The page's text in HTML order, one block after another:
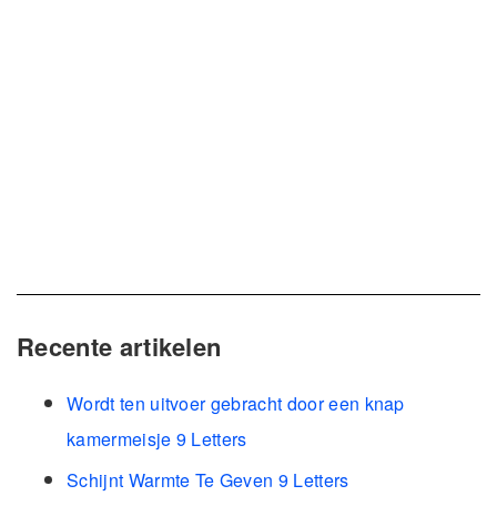
Recente artikelen
Wordt ten uitvoer gebracht door een knap
kamermeisje 9 Letters
Schijnt Warmte Te Geven 9 Letters